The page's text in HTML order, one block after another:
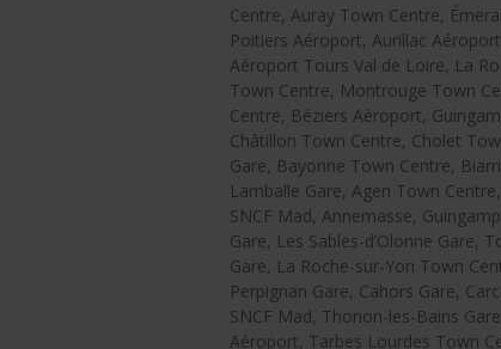
Centre, Auray Town Centre,
Poitiers Aéroport, Aurillac
Aéroport Tours Val de Loire, La
Town Centre, Montrouge Town
Centre, Béziers Aéroport,
Châtillon Town Centre, Cholet
Gare, Bayonne Town Centre,
Lamballe Gare, Agen Town
SNCF Mad, Annemasse,
Gare, Les Sables-d’Olonne Gare,
Gare, La Roche-sur-Yon Town
Perpignan Gare, Cahors Gare,
SNCF Mad, Thonon-les-Bains
Aéroport, Tarbes Lourdes Town